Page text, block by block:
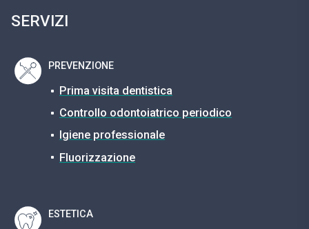
SERVIZI
PREVENZIONE
Prima visita dentistica
Controllo odontoiatrico periodico
Igiene professionale
Fluorizzazione
ESTETICA